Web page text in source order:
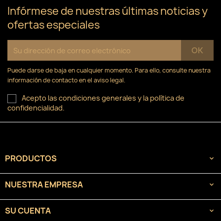
Infórmese de nuestras últimas noticias y
ofertas especiales
Puede darse de baja en cualquier momento. Para ello, consulte nuestra
información de contacto en el aviso legal.
Acepto las condiciones generales y la política de
confidencialidad.
PRODUCTOS 
NUESTRA EMPRESA 
SU CUENTA 